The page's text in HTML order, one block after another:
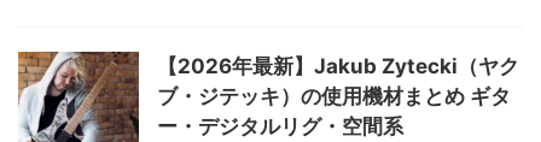
【2026年最新】Jakub Zytecki（ヤク
ブ・ジテッキ）の使用機材まとめ ギタ
ー・デジタルリグ・空間系